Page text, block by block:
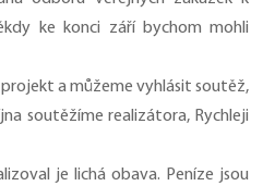
ke konci září bychom mohli
a můžeme vyhlásit soutěž,
soutěžíme realizátora, Rychleji
je lichá obava. Peníze jsou